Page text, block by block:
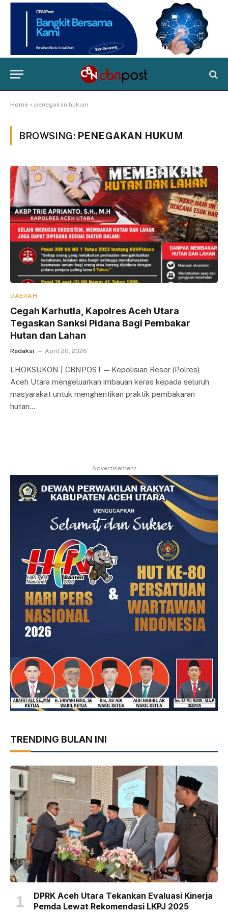
Home » penegakan hukum
BROWSING: PENEGAKAN HUKUM
DAERAH
Cegah Karhutla, Kapolres Aceh Utara
Tegaskan Sanksi Pidana Bagi Pembakar
Hutan dan Lahan
Redaksi April 20, 2026
LHOKSUKON | CBNPOST — Kepolisian Resor (Polres)
Aceh Utara mengeluarkan imbauan keras kepada seluruh
masyarakat untuk menghentikan praktik pembakaran
hutan…
Advertisement
TRENDING BULAN INI
DPRK Aceh Utara Tekankan Evaluasi Kinerja
Pemda Lewat Rekomendasi LKPJ 2025